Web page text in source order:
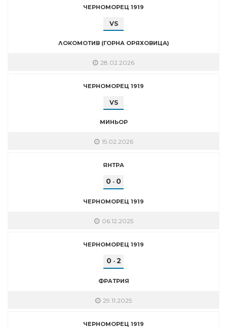
ЧЕРНОМОРЕЦ 1919
VS
ЛОКОМОТИВ (ГОРНА ОРЯХОВИЦА)
28.02.2026
ЧЕРНОМОРЕЦ 1919
VS
МИНЬОР
15.02.2026
ЯНТРА
0 - 0
ЧЕРНОМОРЕЦ 1919
06.12.2025
ЧЕРНОМОРЕЦ 1919
0- 2
ФРАТРИЯ
29.11.2025
ЧЕРНОМОРЕЦ 1919